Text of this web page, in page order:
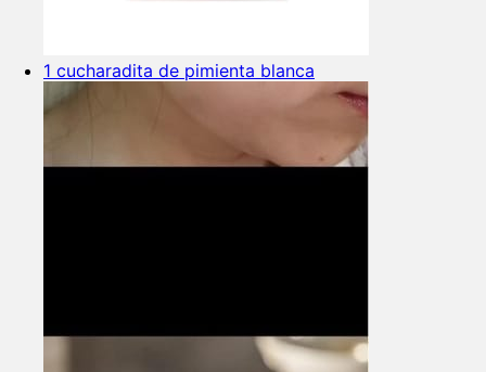
1 cucharadita de pimienta blanca